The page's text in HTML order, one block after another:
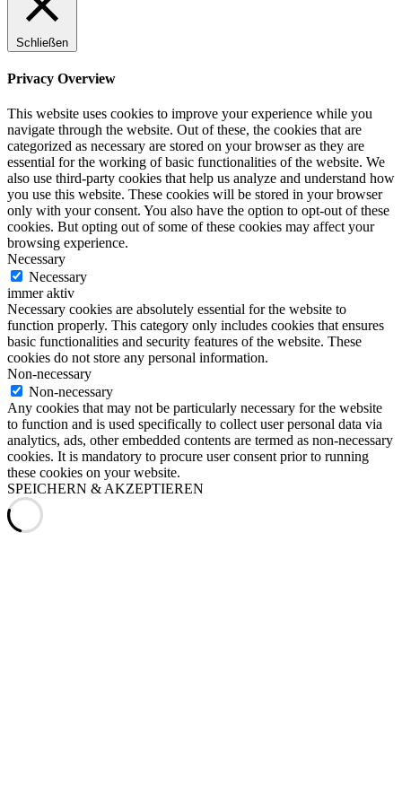
Schließen
Privacy Overview
This website uses cookies to improve your experience while you
navigate through the website. Out of these, the cookies that are
categorized as necessary are stored on your browser as they are
essential for the working of basic functionalities of the website. We
also use third-party cookies that help us analyze and understand how
you use this website. These cookies will be stored in your browser
only with your consent. You also have the option to opt-out of these
cookies. But opting out of some of these cookies may affect your
browsing experience.
Necessary
Necessary
immer aktiv
Necessary cookies are absolutely essential for the website to
function properly. This category only includes cookies that ensures
basic functionalities and security features of the website. These
cookies do not store any personal information.
Non-necessary
Non-necessary
Any cookies that may not be particularly necessary for the website
to function and is used specifically to collect user personal data via
analytics, ads, other embedded contents are termed as non-necessary
cookies. It is mandatory to procure user consent prior to running
these cookies on your website.
SPEICHERN & AKZEPTIEREN